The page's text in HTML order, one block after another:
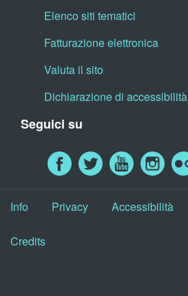
Elenco siti tematici
Fatturazione elettronica
Valuta il sito
Dichiarazione di accessibilità
Seguici su
Info Privacy Accessibilità
Credits